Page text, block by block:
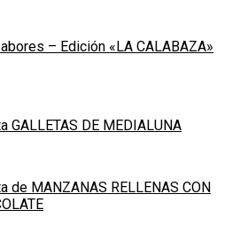
– Edición «LA CALABAZA»
GALLETAS DE MEDIALUNA
de MANZANAS RELLENAS CON